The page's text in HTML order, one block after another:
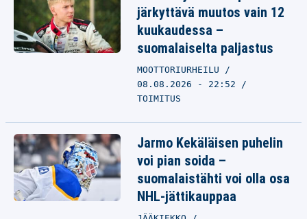
järkyttävä muutos vain 12
kuukaudessa –
suomalaiselta paljastus
MOOTTORIURHEILU
08.08.2026 - 22:52
TOIMITUS
Jarmo Kekäläisen puhelin
voi pian soida –
suomalaistähti voi olla osa
NHL-jättikauppaa